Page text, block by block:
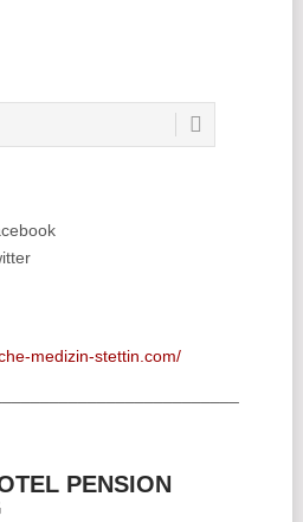
PENSION